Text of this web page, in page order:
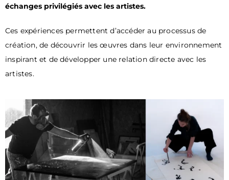
échanges privilégiés avec les artistes.
Ces expériences permettent d’accéder au processus de
création, de découvrir les œuvres dans leur environnement
inspirant et de développer une relation directe avec les
artistes.